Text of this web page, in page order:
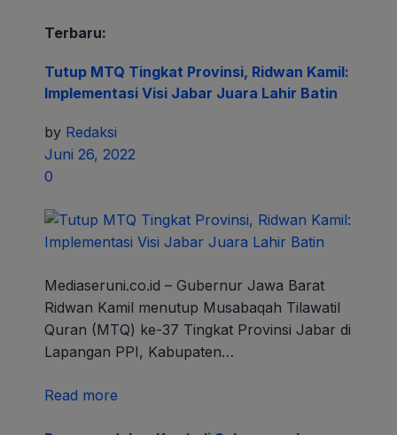
Terbaru:
Tutup MTQ Tingkat Provinsi, Ridwan Kamil:
Implementasi Visi Jabar Juara Lahir Batin
by Redaksi
Juni 26, 2022
0
Mediaseruni.co.id – Gubernur Jawa Barat
Ridwan Kamil menutup Musabaqah Tilawatil
Quran (MTQ) ke-37 Tingkat Provinsi Jabar di
Lapangan PPI, Kabupaten…
Read more